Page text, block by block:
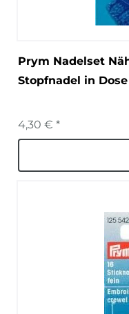
Prym Nadelset
Stopfnadel in Dose
4,30 € *